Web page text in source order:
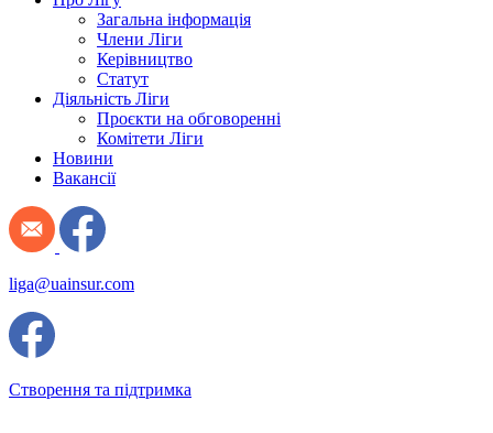
Загальна інформація
Члени Ліги
Керівництво
Статут
Діяльність Ліги
Проєкти на обговоренні
Комітети Ліги
Новини
Вакансії
liga@uainsur.com
Створення та підтримка